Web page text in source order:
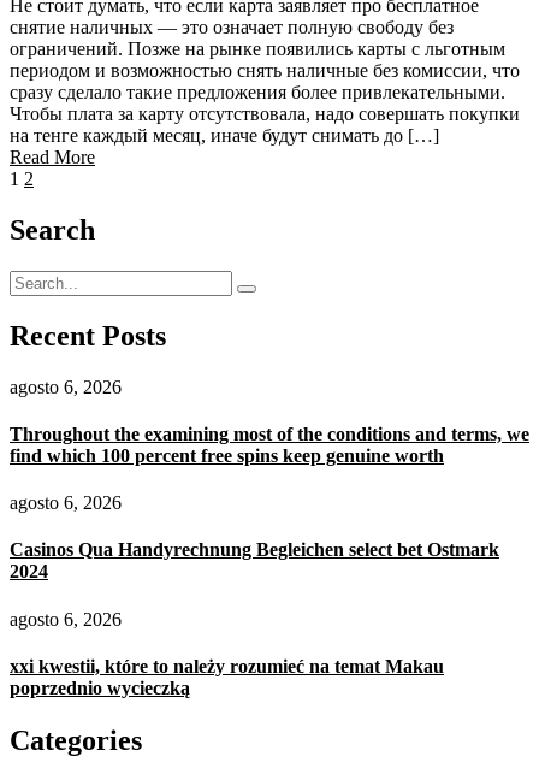
Не стоит думать, что если карта заявляет про бесплатное
снятие наличных — это означает полную свободу без
ограничений. Позже на рынке появились карты с льготным
периодом и возможностью снять наличные без комиссии, что
сразу сделало такие предложения более привлекательными.
Чтобы плата за карту отсутствовала, надо совершать покупки
на тенге каждый месяц, иначе будут снимать до […]
Read More
1 2
Search
Recent Posts
agosto 6, 2026
Throughout the examining most of the conditions and terms, we
find which 100 percent free spins keep genuine worth
agosto 6, 2026
Casinos Qua Handyrechnung Begleichen select bet Ostmark
2024
agosto 6, 2026
xxi kwestii, które to należy rozumieć na temat Makau
poprzednio wycieczką
Categories